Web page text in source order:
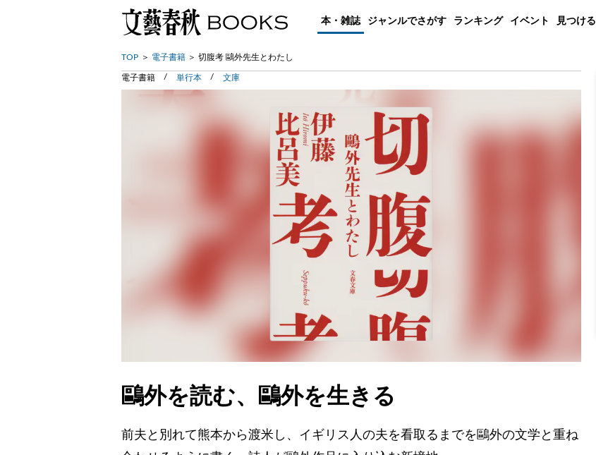
本・雑誌 ジャンルでさがす ランキング イベント 見つける
TOP 電子書籍 切腹考 鷗外先生とわたし
電子書籍 単行本 文庫
鷗外を読む、鷗外を生きる
前夫と別れて熊本から渡米し、イギリス人の夫を看取るまでを鷗外の文学と重ね